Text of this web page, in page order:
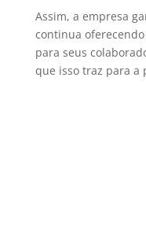
Assim, a empresa
continua
para seus
que isso traz para a